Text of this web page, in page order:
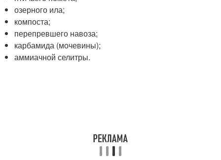
озерного ила;
компоста;
перепревшего навоза;
карбамида (мочевины);
аммиачной селитры.